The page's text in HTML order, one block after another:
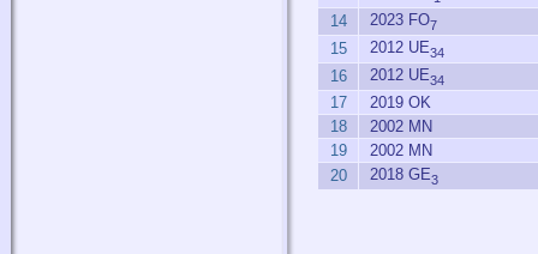
14 2023 FO7
15 2012 UE34
16 2012 UE34
17
2019 OK
18
2002 MN
19
2002 MN
20
2018 GE3